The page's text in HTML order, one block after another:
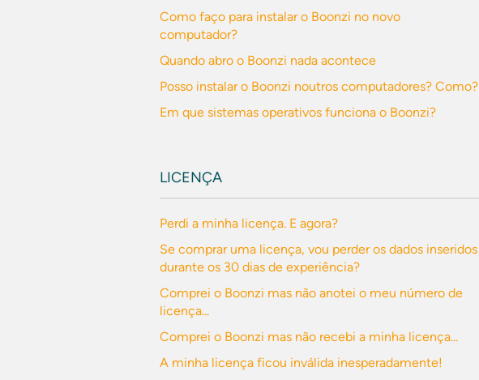
Como faço para instalar o Boonzi no novo
computador?
Quando abro o Boonzi nada acontece
Posso instalar o Boonzi noutros computadores? Como?
Em que sistemas operativos funciona o Boonzi?
LICENÇA
Perdi a minha licença. E agora?
Se comprar uma licença, vou perder os dados inseridos
durante os 30 dias de experiência?
Comprei o Boonzi mas não anotei o meu número de
licença...
Comprei o Boonzi mas não recebi a minha licença...
A minha licença ficou inválida inesperadamente!